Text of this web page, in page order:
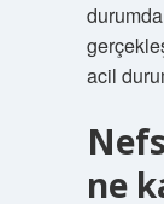
acil
ne